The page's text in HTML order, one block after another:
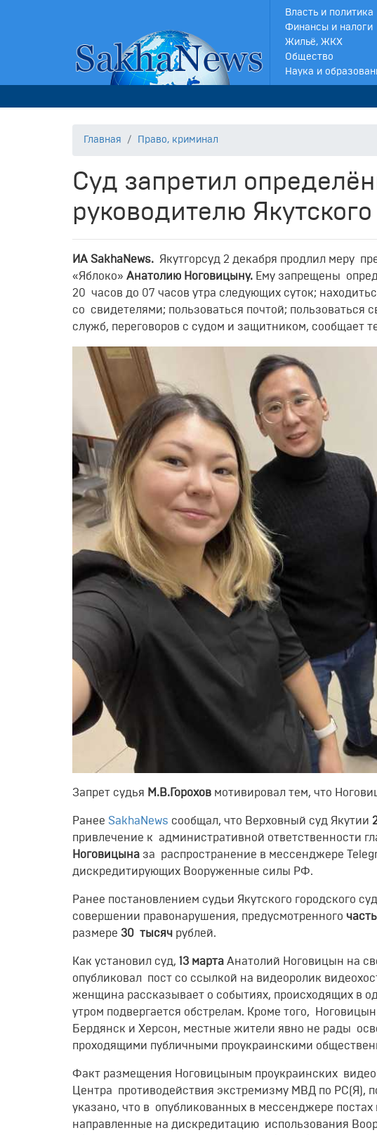
Власть и политика
Финансы и налоги
Жильё, ЖКХ
Общество
Наука и
Главная Право, криминал
Суд запретил
руководителю
ИА SakhaNews. Якутгорсуд 2 декабря продлил меру
«Яблоко» Анатолию Ноговицыну. Ему запрещены
20 часов до 07 часов утра следующих суток;
со свидетелями; пользоваться почтой; пользоваться
служб, переговоров с судом и защитником, сообщает
Запрет судья М.В.Горохов мотивировал тем, что
Ранее SakhaNews сообщал, что Верховный суд Якутии
привлечение к административной ответственности
Ноговицына за распространение в мессенджере
дискредитирующих Вооруженные силы РФ.
Ранее постановлением судьи Якутского городского
совершении правонарушения, предусмотренного
размере 30 тысяч рублей.
Как установил суд, 13 марта Анатолий Ноговицын на
опубликовал пост со ссылкой на видеоролик
женщина рассказывает о событиях, происходящих в
утром подвергается обстрелам. Кроме того,
Бердянск и Херсон, местные жители явно не рады
проходящими публичными проукраинскими
Факт размещения Ноговицыным проукраинских
Центра противодействия экстремизму МВД по РС(Я),
указано, что в опубликованных в мессенджере
направленные на дискредитацию использования